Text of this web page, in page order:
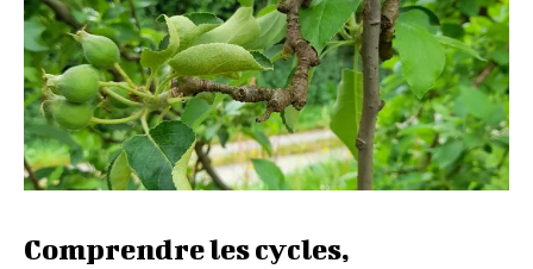
Comprendre les cycles,